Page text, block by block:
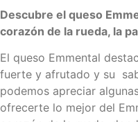
Descubre el queso
corazón de la rueda, la
El queso Emmental
fuerte y afrutado y su
podemos apreciar
ofrecerte lo mejor del